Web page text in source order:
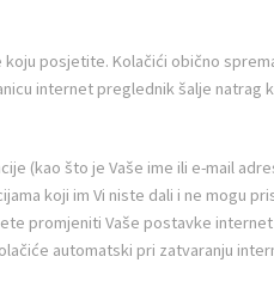
cookies ili slične
uređaju, a koja nam
Podatke
"preferencije" ili "internet
stranicu, ujedno i
potrebno u gore
posjetite. Kolačići obično
internet preglednik šalje natrag
(kao što je Vaše ime ili e-mail
koji im Vi niste dali i ne mogu
promjeniti Vaše postavke
automatski pri zatvaranju